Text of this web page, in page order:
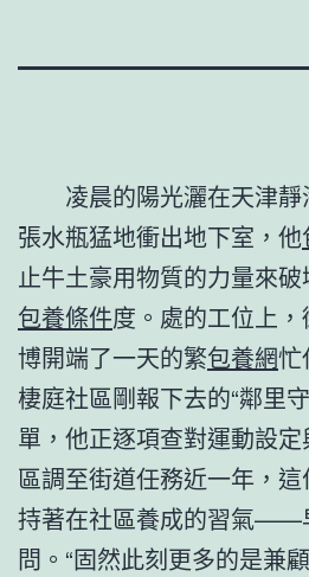
凌晨的陽光灑在天津
張水瓶猛地衝出地下室，他
止牛土豪用物質的力量來
包養條件度。處的工位上
博開端了一天的繁包養網忙
棲庭社區剛報下去的“鄰里
單，他正逐項查對運動設
區調至街道任務近一年，
持著在社區養成的習氣——
問。“固然此刻更多的是兼